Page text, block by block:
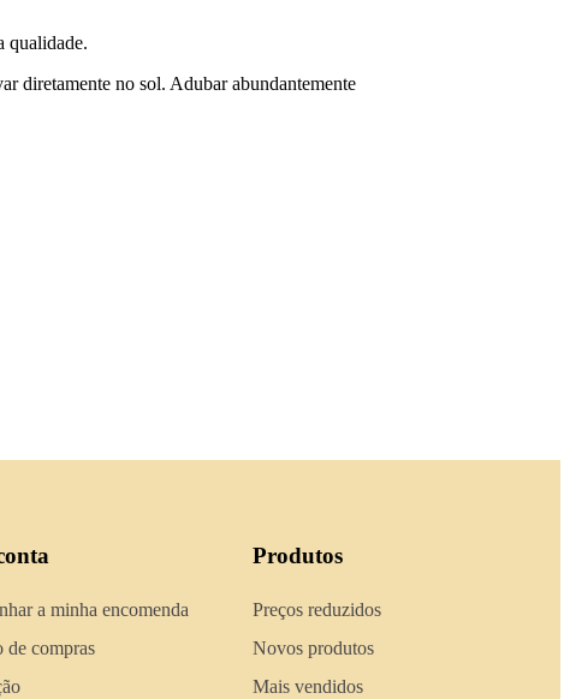
qualidade.
diretamente no sol. Adubar abundantemente
a minha encomenda
de compras
Produtos
Preços reduzidos
Novos produtos
Mais vendidos